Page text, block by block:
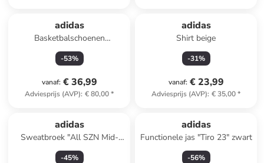
adidas
Basketbalschoenen
"Basketball Legends" zwart
-53%
vanaf: € 36,99
Adviesprijs (AVP): € 80,00*
adidas
Shirt beige
-31%
vanaf: € 23,99
Adviesprijs (AVP): € 35,00*
adidas
Sweatbroek "All SZN Mid-
Rise Dip-Dye" lichtroze
-45%
adidas
Functionele jas "Tiro 23" zwart
-56%